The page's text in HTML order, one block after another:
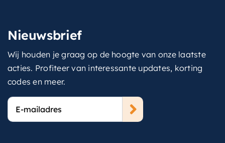
Nieuwsbrief
Wij houden je graag op de hoogte van onze laatste
acties. Profiteer van interessante updates, korting
codes en meer.
E-
mailadres